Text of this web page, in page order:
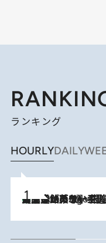
ランキング
HOURLYDAILY
4 Hours Ago
【間違いのない王道・東京土産】資生堂パーラー 銀座本店でのみ出会える銘菓5選《極上プディング・濃厚チーズケーキ・ボンボンショコラほか》